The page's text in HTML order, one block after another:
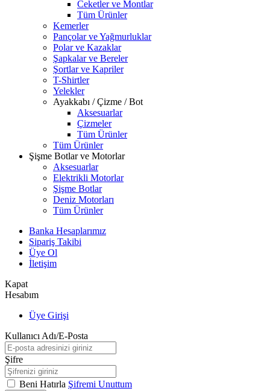
Ceketler ve Montlar
Tüm Ürünler
Kemerler
Pançolar ve Yağmurluklar
Polar ve Kazaklar
Şapkalar ve Bereler
Şortlar ve Kapriler
T-Shirtler
Yelekler
Ayakkabı / Çizme / Bot
Aksesuarlar
Çizmeler
Tüm Ürünler
Tüm Ürünler
Şişme Botlar ve Motorlar
Aksesuarlar
Elektrikli Motorlar
Şişme Botlar
Deniz Motorları
Tüm Ürünler
Banka Hesaplarımız
Sipariş Takibi
Üye Ol
İletişim
Kapat
Hesabım
Üye Girişi
Kullanıcı Adı/E-Posta
Şifre
Beni Hatırla Şifremi Unuttum